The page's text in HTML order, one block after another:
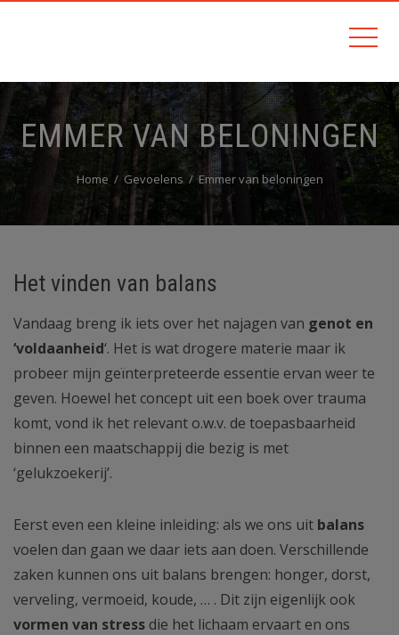
EMMER VAN BELONINGEN
Home Gevoelens Emmer van beloningen
Het vinden van balans
Vandaag breng ik iets over het najagen van genot en
‘voldaanheid‘. Het is wat drogere materie maar ik
probeer mijn geïnterpreteerde essentie ervan weer te
geven. Hoewel het concept uit een boek over trauma
komt, vond ik het relevant o.w.v. de toepasbaarheid
binnen een maatschappij die bezig is met
‘gelukzoekerij’.
Eerst even een kleine inleiding: als we ons uit balans
voelen dan gaan we daar iets aan doen. Verschillende
zaken kunnen ons uit balans brengen: honger, dorst,
verveling, vermoeid, koude, … . Dit zijn eigenlijk ook
vormen van stress die het lichaam ervaart en ons